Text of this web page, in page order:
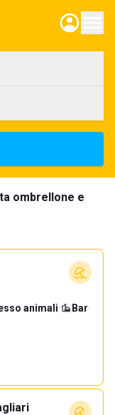
ombrellone e
animali· Bar·